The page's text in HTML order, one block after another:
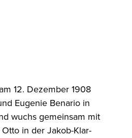
12. Dezember 1908
Eugenie Benario in
wuchs gemeinsam mit
in der Jakob-Klar-